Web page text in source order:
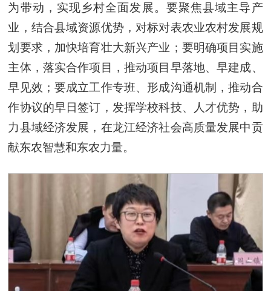
为带动，实现乡村全面发展。要聚焦县域主导产
业，结合县域资源优势，对标对表农业农村发展规
划要求，加快培育壮大新兴产业；要明确项目实施
主体，落实合作项目，推动项目早落地、早建成、
早见效；要成立工作专班、形成沟通机制，推动合
作协议的早日签订，发挥学校科技、人才优势，助
力县域经济发展，在龙江经济社会高质量发展中贡
献东农智慧和东农力量。